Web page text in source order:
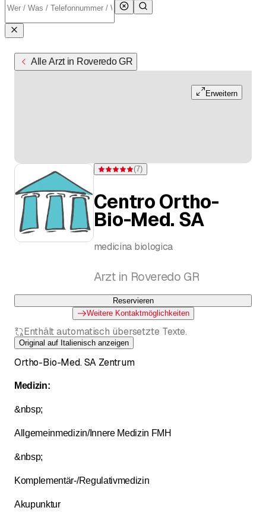
Alle Arzt in Roveredo GR
Erweitern
Bewertung 5 von 5 Sternen bei 7 Bewertungen
(7)
Centro Ortho-
Bio-Med. SA
medicina biologica
Arzt in Roveredo GR
Reservieren
Weitere Kontaktmöglichkeiten
Enthält automatisch übersetzte Texte.
Original auf Italienisch anzeigen
Ortho-Bio-Med. SA Zentrum
Medizin:
&nbsp;
Allgemeinmedizin/Innere Medizin FMH
&nbsp;
Komplementär-/Regulativmedizin
Akupunktur